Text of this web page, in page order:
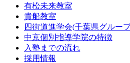
有松未来教室
貴船教室
四街道進学会(千葉県グルー
中京個別指導学院の特徴
入塾までの流れ
採用情報